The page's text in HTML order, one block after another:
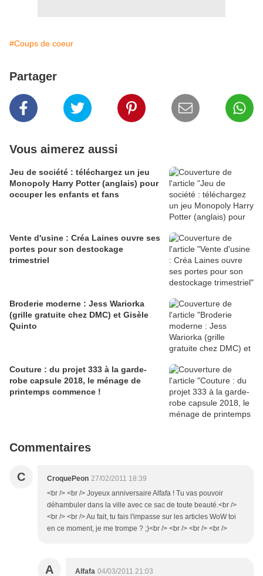
#Coups de coeur
Partager
Vous aimerez aussi
Jeu de société : téléchargez un jeu
Monopoly Harry Potter (anglais) pour
occuper les enfants et fans
Vente d'usine : Créa Laines ouvre ses
portes pour son destockage
trimestriel
Broderie moderne : Jess Wariorka
(grille gratuite chez DMC) et Gisèle
Quinto
Couture : du projet 333 à la garde-
robe capsule 2018, le ménage de
printemps commence !
Commentaires
C CroquePeon 27/02/2011 18:39
<br /> <br /> Joyeux anniversaire Alfafa ! Tu vas pouvoir
déhambuler dans la ville avec ce sac de toute beauté.<br />
<br /> <br /> Au fait, tu fais l'impasse sur les articles WoW toi
en ce moment, je me trompe ? ;)<br /> <br /> <br /> <br />
A Alfafa 04/03/2011 21:03